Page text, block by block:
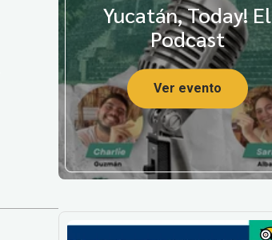
Yucatán, Today! El
Podcast
Ver evento